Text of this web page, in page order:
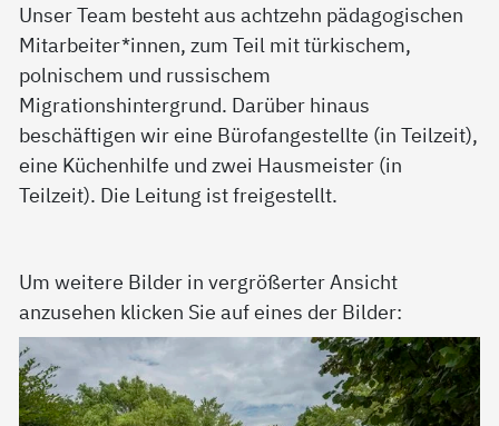
Unser Team besteht aus achtzehn pädagogischen
Mitarbeiter*innen, zum Teil mit türkischem,
polnischem und russischem
Migrationshintergrund. Darüber hinaus
beschäftigen wir eine Bürofangestellte (in Teilzeit),
eine Küchenhilfe und zwei Hausmeister (in
Teilzeit). Die Leitung ist freigestellt.
Um weitere Bilder in vergrößerter Ansicht
anzusehen klicken Sie auf eines der Bilder: